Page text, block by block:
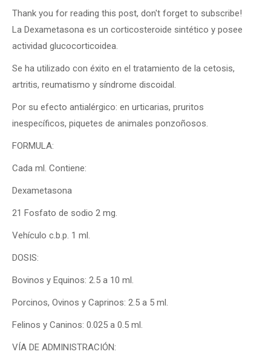
Thank you for reading this post, don't forget to subscribe!
La Dexametasona es un corticosteroide sintético y posee
actividad glucocorticoidea.
Se ha utilizado con éxito en el tratamiento de la cetosis,
artritis, reumatismo y síndrome discoidal.
Por su efecto antialérgico: en urticarias, pruritos
inespecíficos, piquetes de animales ponzoñosos.
FORMULA:
Cada ml. Contiene:
Dexametasona
21 Fosfato de sodio 2 mg.
Vehículo c.b.p. 1 ml.
DOSIS:
Bovinos y Equinos: 2.5 a 10 ml.
Porcinos, Ovinos y Caprinos: 2.5 a 5 ml.
Felinos y Caninos: 0.025 a 0.5 ml.
VÍA DE ADMINISTRACIÓN: